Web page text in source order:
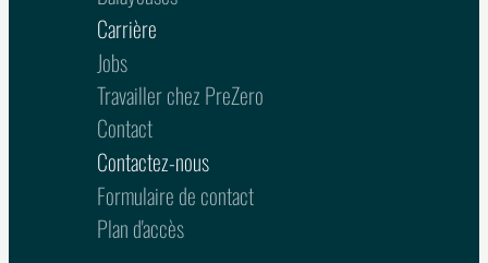
Carrière
Jobs
Travailler chez PreZero
Contact
Contactez-nous
Formulaire de contact
Plan d'accès